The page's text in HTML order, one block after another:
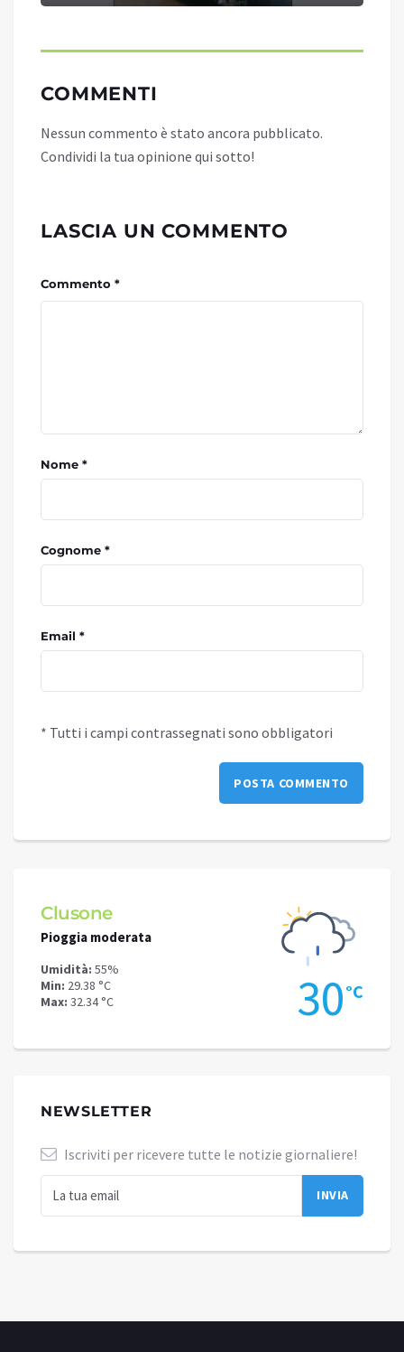
COMMENTI
Nessun commento è stato ancora pubblicato.
Condividi la tua opinione qui sotto!
LASCIA UN COMMENTO
Commento *
Nome *
Cognome *
Email *
* Tutti i campi contrassegnati sono obbligatori
Clusone
Pioggia moderata
Umidità: 55%
Min: 29.38 °C
Max: 32.34 °C 30°C
NEWSLETTER
Iscriviti per ricevere tutte le notizie giornaliere!